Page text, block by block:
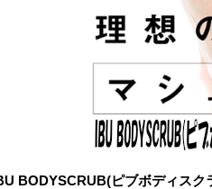
BODYSCRUB(ピブボディスク